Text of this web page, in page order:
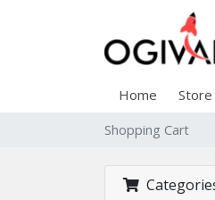
Home Store
Shopping Cart